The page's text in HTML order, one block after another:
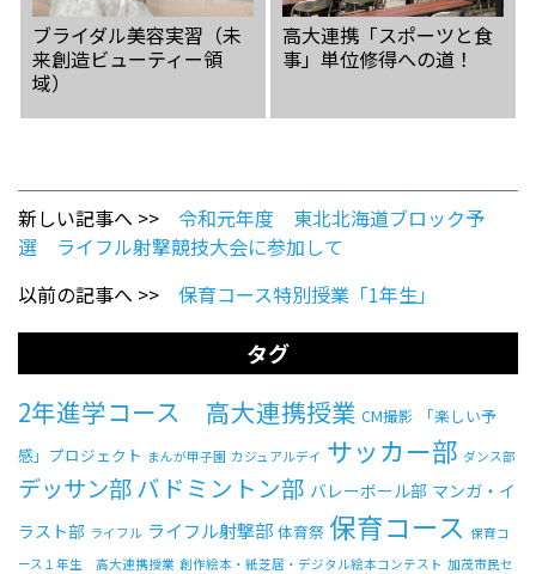
ブライダル美容実習（未
来創造ビューティー領
域）
高大連携「スポーツと食
事」単位修得への道！
新しい記事へ >> 令和元年度 東北北海道ブロック予
選 ライフル射撃競技大会に参加して
以前の記事へ >> 保育コース特別授業「1年生」
タグ
2年進学コース 高大連携授業 CM撮影
「楽しい予
感」プロジェクト まんが甲子園 カジュアルデイ サッカー部 ダンス部
デッサン部バドミントン部 バレーボール部 マンガ・イ
ラスト部 ライフル ライフル射撃部 体育祭 保育コース 保育コ
ース１年生 高大連携授業 創作絵本・紙芝居・デジタル絵本コンテスト 加茂市民セ